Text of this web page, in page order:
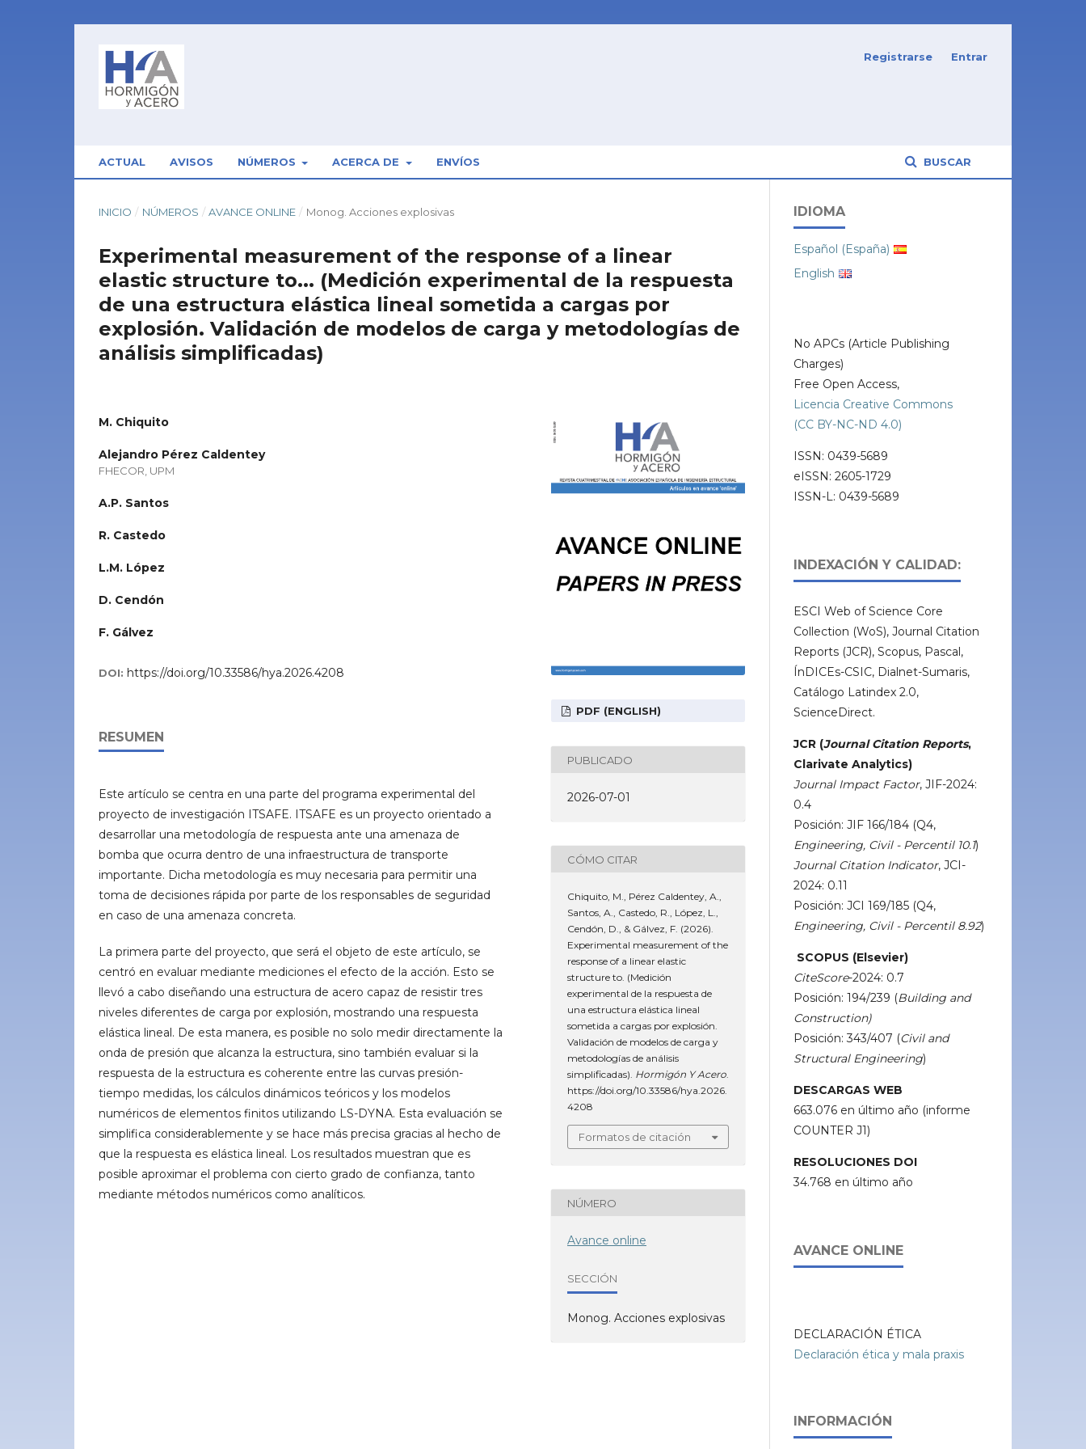
ACTUAL AVISOS NÚMEROS ACERCA DE ENVÍOS BUSCAR
Registrarse Entrar
INICIO / NÚMEROS / AVANCE ONLINE / Monog. Acciones explosivas
Experimental measurement of the response of a linear
elastic structure to... (Medición experimental de la respuesta
de una estructura elástica lineal sometida a cargas por
explosión. Validación de modelos de carga y metodologías de
análisis simplificadas)
M. Chiquito
Alejandro Pérez Caldentey
FHECOR, UPM
A.P. Santos
R. Castedo
L.M. López
D. Cendón
F. Gálvez
DOI: https://doi.org/10.33586/hya.2026.4208
RESUMEN
Este artículo se centra en una parte del programa experimental del
proyecto de investigación ITSAFE. ITSAFE es un proyecto orientado a
desarrollar una metodología de respuesta ante una amenaza de
bomba que ocurra dentro de una infraestructura de transporte
importante. Dicha metodología es muy necesaria para permitir una
toma de decisiones rápida por parte de los responsables de seguridad
en caso de una amenaza concreta.
La primera parte del proyecto, que será el objeto de este artículo, se
centró en evaluar mediante mediciones el efecto de la acción. Esto se
llevó a cabo diseñando una estructura de acero capaz de resistir tres
niveles diferentes de carga por explosión, mostrando una respuesta
elástica lineal. De esta manera, es posible no solo medir directamente la
onda de presión que alcanza la estructura, sino también evaluar si la
respuesta de la estructura es coherente entre las curvas presión-
tiempo medidas, los cálculos dinámicos teóricos y los modelos
numéricos de elementos finitos utilizando LS-DYNA. Esta evaluación se
simplifica considerablemente y se hace más precisa gracias al hecho de
que la respuesta es elástica lineal. Los resultados muestran que es
posible aproximar el problema con cierto grado de confianza, tanto
mediante métodos numéricos como analíticos.
PDF (ENGLISH)
PUBLICADO
2026-07-01
CÓMO CITAR
Chiquito, M., Pérez Caldentey, A.,
Santos, A., Castedo, R., López, L.,
Cendón, D., & Gálvez, F. (2026).
Experimental measurement of the
response of a linear elastic
structure to. (Medición
experimental de la respuesta de
una estructura elástica lineal
sometida a cargas por explosión.
Validación de modelos de carga y
metodologías de análisis
simplificadas). Hormigón Y Acero.
https://doi.org/10.33586/hya.2026.
4208
Formatos de citación
NÚMERO
Avance online
SECCIÓN
Monog. Acciones explosivas
IDIOMA
Español (España)
English
No APCs (Article Publishing
Charges)
Free Open Access,
Licencia Creative Commons
(CC BY-NC-ND 4.0)
ISSN: 0439-5689
eISSN: 2605-1729
ISSN-L: 0439-5689
INDEXACIÓN Y CALIDAD:
ESCI Web of Science Core
Collection (WoS), Journal Citation
Reports (JCR), Scopus, Pascal,
ÍnDICEs-CSIC, Dialnet-Sumaris,
Catálogo Latindex 2.0,
ScienceDirect.
JCR (Journal Citation Reports,
Clarivate Analytics)
Journal Impact Factor, JIF-2024:
0.4
Posición: JIF 166/184 (Q4,
Engineering, Civil - Percentil 10.1)
Journal Citation Indicator, JCI-
2024: 0.11
Posición: JCI 169/185 (Q4,
Engineering, Civil - Percentil 8.92)
SCOPUS (Elsevier)
CiteScore-2024: 0.7
Posición: 194/239 (Building and
Construction)
Posición: 343/407 (Civil and
Structural Engineering)
DESCARGAS WEB
663.076 en último año (informe
COUNTER J1)
RESOLUCIONES DOI
34.768 en último año
AVANCE ONLINE
DECLARACIÓN ÉTICA
Declaración ética y mala praxis
INFORMACIÓN